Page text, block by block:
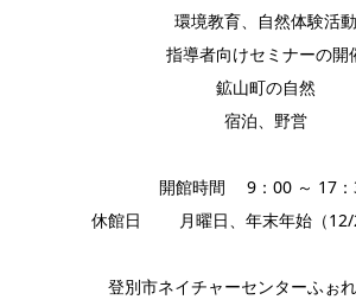
環境教育、自然体験活動
指導者向けセミナーの開
鉱山町の自然
宿泊、野営
開館時間 9：00 ～ 17
休館日 月曜日、年末年始（12/
登別市ネイチャーセンターふぉ